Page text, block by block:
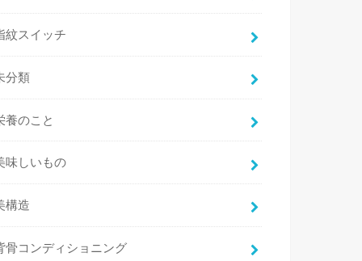
紋スイッチ
分類
養のこと
味しいもの
構造
骨コンディショニング